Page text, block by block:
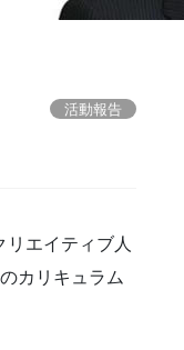
活動報告
エイティブ人
カリキュラム